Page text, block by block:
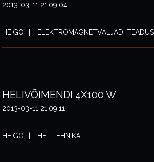
2013-03-11 21:09:04
HEIGO ELEKTROMAGNETVÄLJAD, TEADUS
HELIVÕIMENDI 4X100 W
2013-03-11 21:09:11
HEIGO HELITEHNIKA